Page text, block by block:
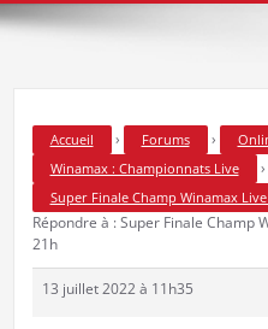
Accueil › Forums ›
Winamax : Championnats Live ›
Super Finale Champ Winamax
Répondre à : Super Finale Champ
21h
13 juillet 2022 à 11h35